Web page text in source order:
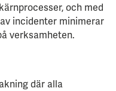
och med
incidenter minimerar
verksamheten.
där alla